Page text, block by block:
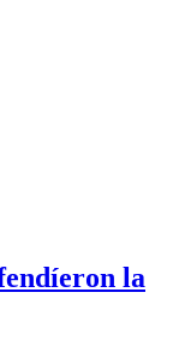
la